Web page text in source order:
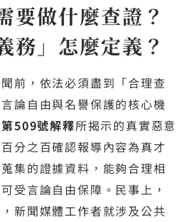
要做什麼查證？
務」怎麼定義？
前，依法必須盡到「合理查
論自由與名譽保護的核心機
509號解釋所揭示的真實惡意
分之百確認報導內容為真才
集的證據資料，能夠合理相
受言論自由保障。民事上，
新聞媒體工作者就涉及公共